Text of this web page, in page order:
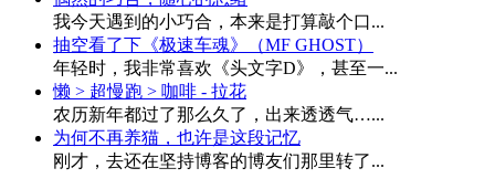
我今天遇到的小巧合，本来是打算敲个口...
抽空看了下《极速车魂》（MF GHOST）
年轻时，我非常喜欢《头文字D》，甚至一...
懒 > 超慢跑 > 咖啡 - 拉花
农历新年都过了那么久了，出来透透气…...
为何不再养猫，也许是这段记忆
刚才，去还在坚持博客的博友们那里转了...